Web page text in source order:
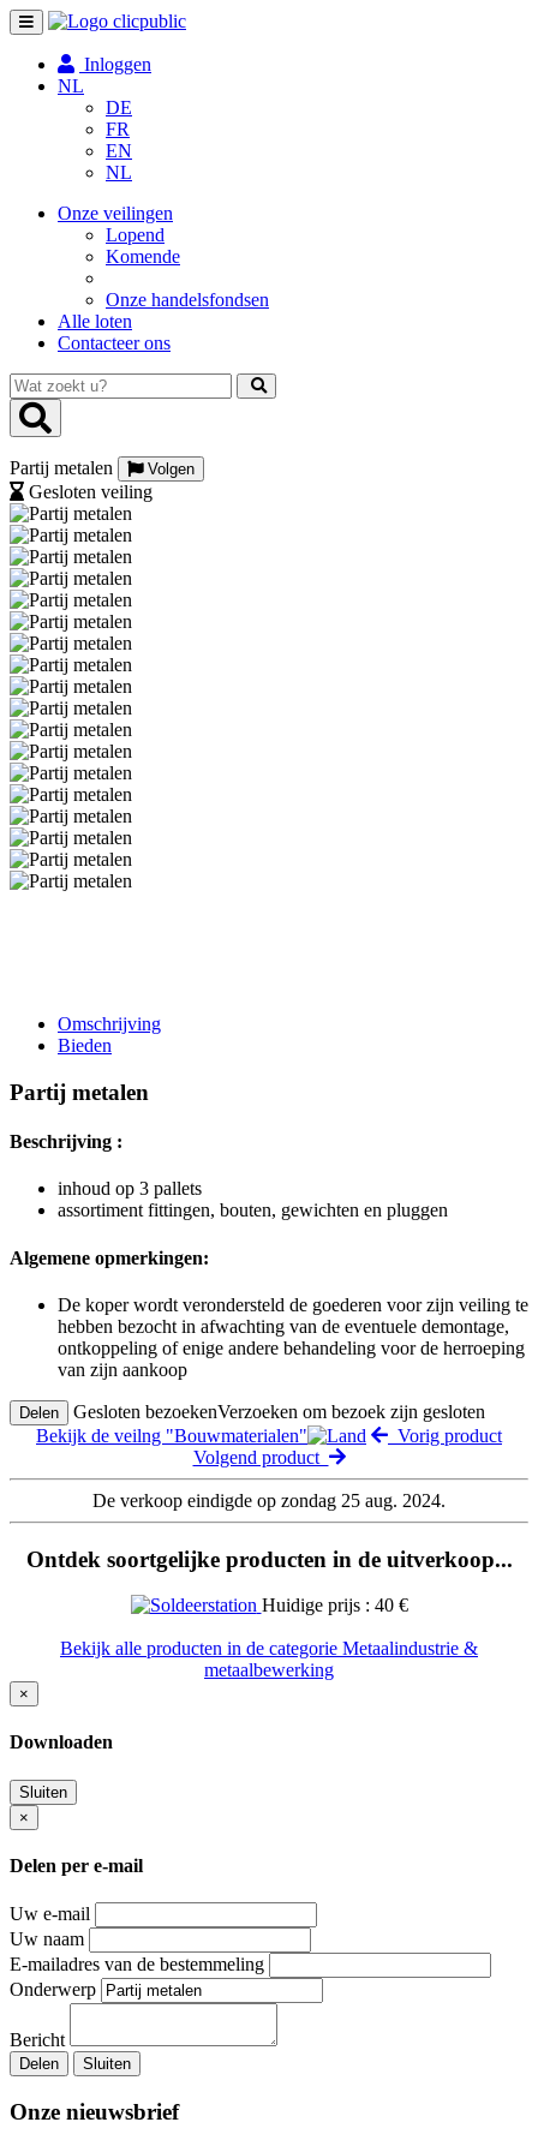
Toggle
navigation
Inloggen
NL
DE
FR
EN
NL
Onze veilingen
Lopend
Komende
Onze handelsfondsen
Alle loten
Contacteer ons
Wat
zoekt
u?
Partij metalen Volgen
Gesloten veiling
Omschrijving
Bieden
Partij metalen
Beschrijving :
inhoud op 3 pallets
assortiment fittingen, bouten, gewichten en pluggen
Algemene opmerkingen:
De koper wordt verondersteld de goederen voor zijn veiling te
hebben bezocht in afwachting van de eventuele demontage,
ontkoppeling of enige andere behandeling voor de herroeping
van zijn aankoop
Delen Gesloten bezoekenVerzoeken om bezoek zijn gesloten
Bekijk de veilng "Bouwmaterialen"
Vorig product
Volgend product
De verkoop eindigde op zondag 25 aug. 2024.
Ontdek soortgelijke producten in de uitverkoop...
Huidige prijs : 40 €
Bekijk alle producten in de categorie Metaalindustrie &
metaalbewerking
×
Downloaden
Sluiten
×
Delen per e-mail
Uw e-mail
Uw naam
E-mailadres van de bestemmeling
Onderwerp
Bericht
Delen Sluiten
Onze nieuwsbrief